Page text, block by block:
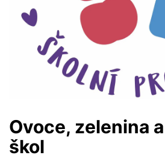
Ovoce, zelenina
škol